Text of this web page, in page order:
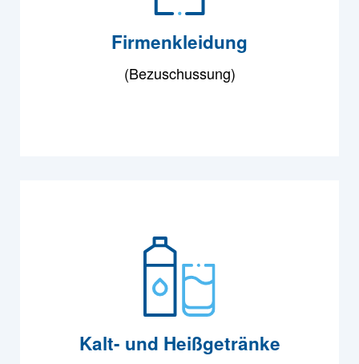
Firmenkleidung
(Bezuschussung)
Kalt- und Heißgetränke